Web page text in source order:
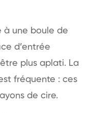
à une boule de
d’entrée
plus aplati. La
fréquente : ces
de cire.